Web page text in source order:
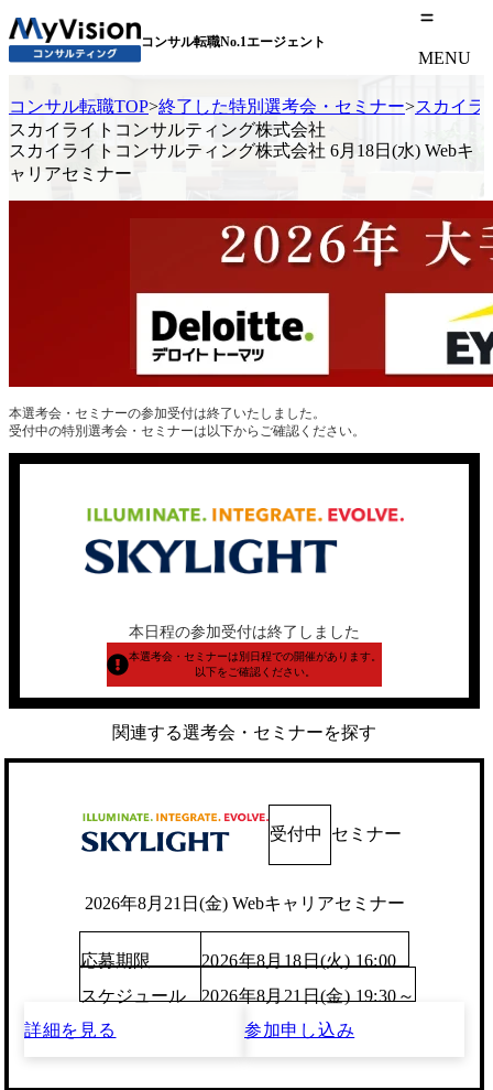
コンサル転職No.1エージェント
MENU
コンサル転職TOP>終了した特別選考会・セミナー>スカイラ
スカイライトコンサルティング株式会社
スカイライトコンサルティング株式会社 6月18日(水) Webキ
ャリアセミナー
本選考会・セミナーの参加受付は終了いたしました。
受付中の特別選考会・セミナーは以下からご確認ください。
本日程の参加受付は終了しました
本選考会・セミナーは別日程での開催があります。
以下をご確認ください。
関連する選考会・セミナーを探す
受付中 セミナー
2026年8月21日(金) Webキャリアセミナー
応募期限
2026年8月18日(火) 16:00
スケジュール
2026年8月21日(金) 19:30～
詳細を見る
参加申し込み